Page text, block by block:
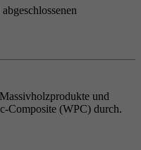
und
Composite (WPC) durch.